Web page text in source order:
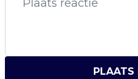
PLAATS